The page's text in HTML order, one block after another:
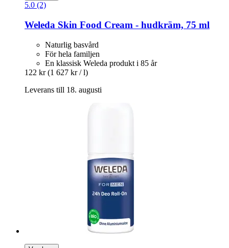
5.0 (2)
Weleda Skin Food Cream -​ hudkräm, 75 ml
Naturlig basvård
För hela familjen
En klassisk Weleda produkt i 85 år
122 kr (1 627 kr / l)
Leverans till 18. augusti